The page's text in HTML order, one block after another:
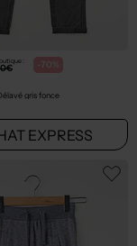
: -70%
gris fonce
EXPRESS